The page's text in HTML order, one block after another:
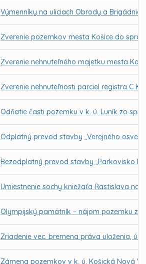
Výmenníky na uliciach Obrody a
Zverenie pozemkov mesta Košice do
Zverenie nehnuteľného majetku mesta
Zverenie nehnuteľnosti parciel registra C
Odňatie časti pozemku v k. ú. Luník zo
Odplatný prevod stavby „Verejného
Bezodplatný prevod stavby „Parkovisko
Umiestnenie sochy kniežaťa Rastislava na
Olympijský pamätník – nájom pozemku z
Zriadenie vec. bremena práva uloženia,
Zámena pozemkov v k. ú. Košická Nová